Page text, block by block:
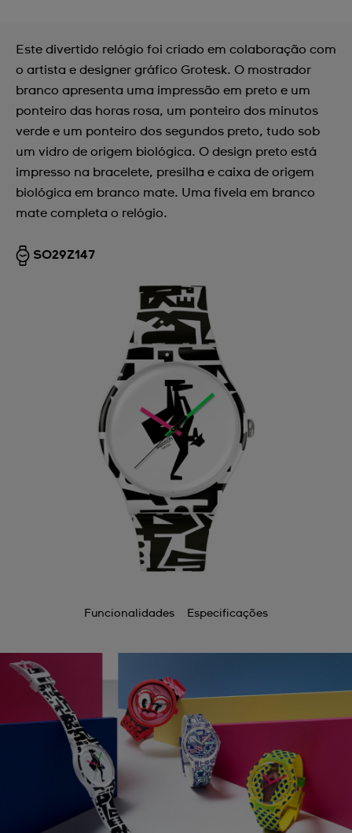
Este divertido relógio foi criado em colaboração com
o artista e designer gráfico Grotesk. O mostrador
branco apresenta uma impressão em preto e um
ponteiro das horas rosa, um ponteiro dos minutos
verde e um ponteiro dos segundos preto, tudo sob
um vidro de origem biológica. O design preto está
impresso na bracelete, presilha e caixa de origem
biológica em branco mate. Uma fivela em branco
mate completa o relógio.
SO29Z147
Funcionalidades Especificações